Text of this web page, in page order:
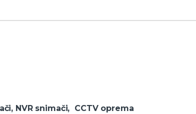
NVR snimači, CCTV oprema